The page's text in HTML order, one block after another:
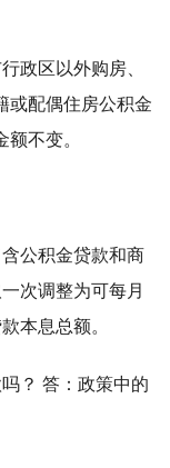
政区以外购房、
或配偶住房公积金
不变。
公积金贷款和商
次调整为可每月
本息总额。
？ 答：政策中的